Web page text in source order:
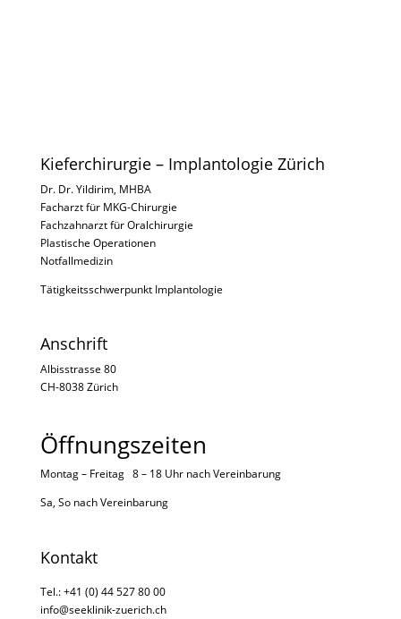
Kieferchirurgie – Implantologie Zürich
Dr. Dr. Yildirim, MHBA
Facharzt für MKG-Chirurgie
Fachzahnarzt für Oralchirurgie
Plastische Operationen
Notfallmedizin
Tätigkeitsschwerpunkt Implantologie
Anschrift
Albisstrasse 80
CH-8038 Zürich
Öffnungszeiten
Montag – Freitag 8 – 18 Uhr nachVereinbarung
Sa, So nachVereinbarung
Kontakt
Tel.: +41 (0) 44 527 80 00
info@seeklinik-zuerich.ch